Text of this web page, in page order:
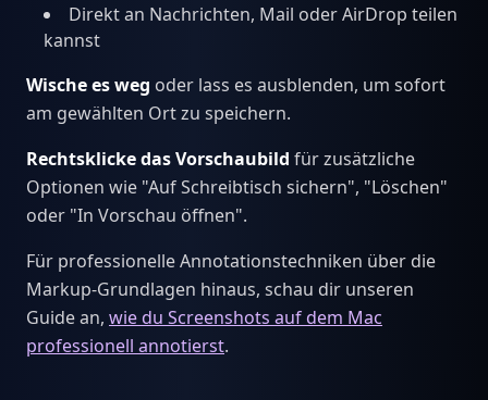
Direkt an Nachrichten, Mail oder AirDrop teilen
kannst
Wische es weg oder lass es ausblenden, um sofort
am gewählten Ort zu speichern.
Rechtsklicke das Vorschaubild für zusätzliche
Optionen wie "Auf Schreibtisch sichern", "Löschen"
oder "In Vorschau öffnen".
Für professionelle Annotationstechniken über die
Markup-Grundlagen hinaus, schau dir unseren
Guide an, wie du Screenshots auf dem Mac
professionell annotierst.